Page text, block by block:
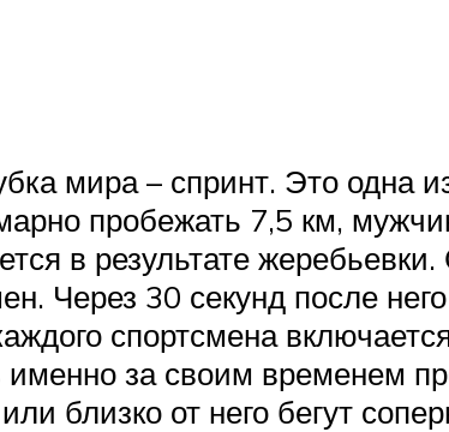
мира – спринт. Это одна
пробежать 7,5 км,
в результате
Через 30 секунд после
спортсмена
именно за своим временем
близко от него бегут